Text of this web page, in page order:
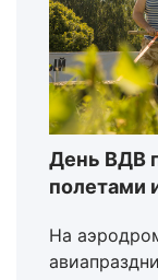
День ВДВ
полетами
На